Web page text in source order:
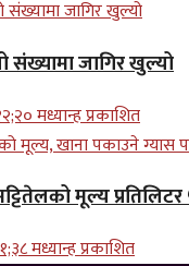
जागिर खुल्यो
मध्यान्ह प्रकाशित
मूल्य
मध्यान्ह प्रकाशित